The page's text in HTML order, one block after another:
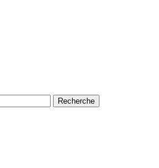
Recherche